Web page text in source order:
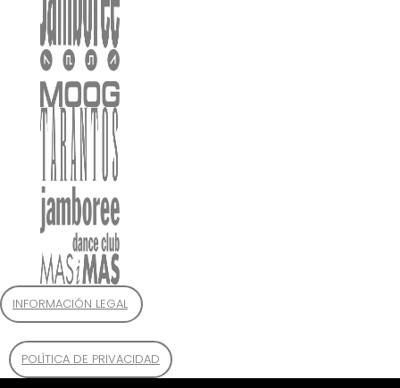
INFORMACIÓN LEGAL
POLÍTICA DE PRIVACIDAD